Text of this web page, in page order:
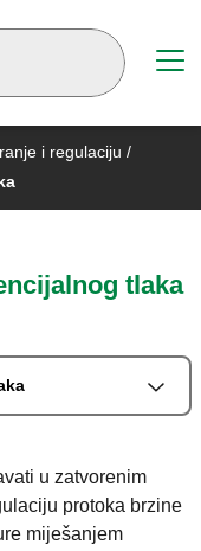
i regulaciju /
tlaka
u zatvorenim
protoka brzine
miješanjem